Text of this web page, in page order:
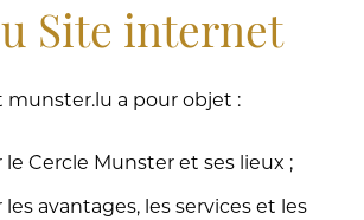
Site internet
munster.lu a pour objet :
Cercle Munster et ses lieux ;
avantages, les services et les